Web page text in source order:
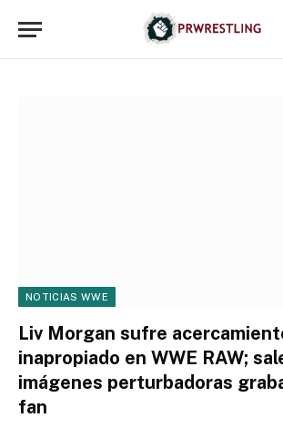
NOTICIAS WWE
Liv Morgan sufre
inapropiado en WWE RAW;
imágenes perturbadoras
fan